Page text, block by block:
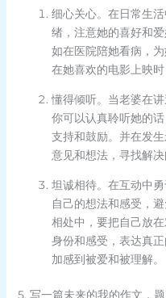
细心关心。在日常生
绪，注意她的喜好和
如在医院陪她看病，
在她喜欢的电影上映时
懂得倾听。当老婆在
你可以认真聆听她的
支持和鼓励。并在发
意见和想法，寻找解决
坦诚相待。在互动中
自己的想法和感受，
相处中，要把自己放
身份和感受，表达真
加感到被爱和被理解。
5. 写一篇未来的我的作文，